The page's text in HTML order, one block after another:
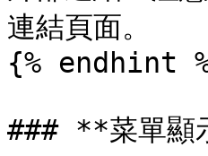
連結頁面。
{% endhint
### **菜單顯